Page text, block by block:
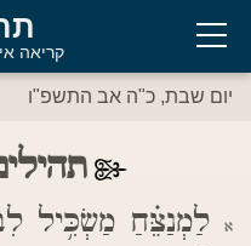
קריאה
יום שבת, כ"ה אב התשפ"ו
אלַמְנַצֵּ֗חַ מַשְׂכִּ֥יל